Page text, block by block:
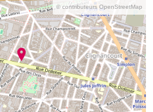
© contributeurs OpenStreetMap